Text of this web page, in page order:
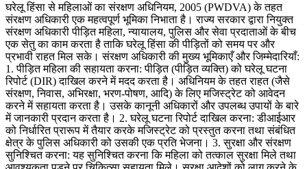
घरेलू हिंसा से महिलाओं का संरक्षण अधिनियम, 2005 (PWDVA) के तहत
संरक्षण अधिकारी एक महत्वपूर्ण भूमिका निभाता है। राज्य सरकार द्वारा नियुक्त
संरक्षण अधिकारी पीड़ित महिला, न्यायालय, पुलिस और सेवा प्रदाताओं के बीच
एक सेतु का काम करता है ताकि घरेलू हिंसा की पीड़ितों को समय पर और
प्रभावी राहत मिल सके। संरक्षण अधिकारी की मुख्य भूमिकाएँ और जिम्मेदारियाँ:
1. पीड़ित महिला की सहायता करना: पीड़ित (पीड़ित व्यक्ति) को घरेलू घटना
रिपोर्ट (DIR) दाखिल करने में मदद करता है। अधिनियम के तहत राहत (जैसे
संरक्षण, निवास, अभिरक्षा, भरण-पोषण, आदि) के लिए मजिस्ट्रेट को आवेदन
करने में सहायता करता है। उसके कानूनी अधिकारों और उपलब्ध उपायों के बारे
में जानकारी प्रदान करता है। 2. घरेलू घटना रिपोर्ट दाखिल करना: डीआईआर
को निर्धारित प्रारूप में तैयार करके मजिस्ट्रेट को प्रस्तुत करना तथा संबंधित
क्षेत्र के पुलिस अधिकारी को उसकी एक प्रति भेजना। 3. सुरक्षा और संरक्षण
सुनिश्चित करना: यह सुनिश्चित करना कि महिला को तत्काल सुरक्षा मिले तथा